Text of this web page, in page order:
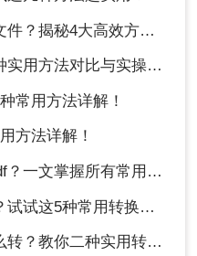
效方法，轻松搞定所有场景！
与实操指南（附详细表格）！
常用方法详解！
方法详解！
文掌握所有常用方法！
这5种常用转换方法！
你二种实用转换方法！